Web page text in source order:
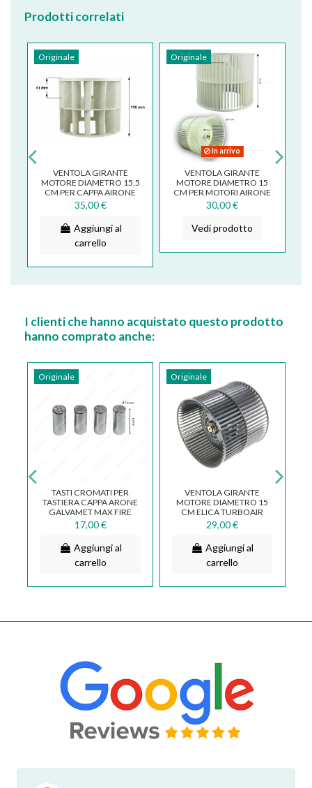
Prodotti correlati
Originale
VENTOLA GIRANTE
MOTORE DIAMETRO 15,5
CM PER CAPPA AIRONE
FALMEC FOX GROUP
35,00 €
Aggiungi al
carrello
Originale
In arrivo
VENTOLA GIRANTE
MOTORE DIAMETRO 15
CM PER MOTORI AIRONE
800 / 1000 / 1500 MC/H...
30,00 €
Vedi prodotto
I clienti che hanno acquistato questo prodotto
hanno comprato anche:
Originale
TASTI CROMATI PER
TASTIERA CAPPA ARONE
GALVAMET MAX FIRE
049500660
17,00 €
Aggiungi al
carrello
Originale
VENTOLA GIRANTE
MOTORE DIAMETRO 15
CM ELICA TURBOAIR
WHIRPOOL GRN0104196
29,00 €
Aggiungi al
carrello